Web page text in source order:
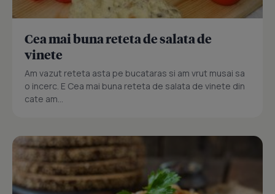
Cea mai buna reteta de salata de
vinete
Am vazut reteta asta pe bucataras si am vrut musai sa
o incerc. E Cea mai buna reteta de salata de vinete din
cate am...